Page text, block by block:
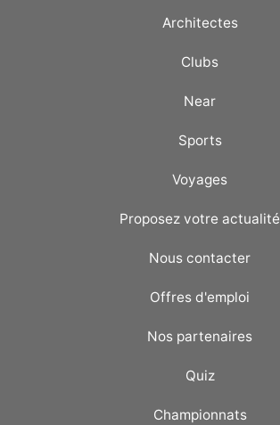
Architectes
Clubs
Near
Sports
Voyages
Proposez votre actualité
Nous contacter
Offres d'emploi
Nos partenaires
Quiz
Championnats